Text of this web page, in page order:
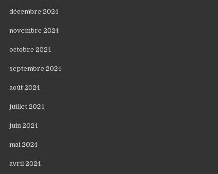
décembre 2024
novembre 2024
octobre 2024
septembre 2024
août 2024
juillet 2024
juin 2024
mai 2024
avril 2024